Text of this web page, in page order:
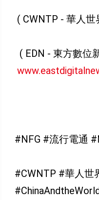
( CWNTP - 華人世
( EDN - 東方數位
#NFG #流行電通
#CWNTP #華人世